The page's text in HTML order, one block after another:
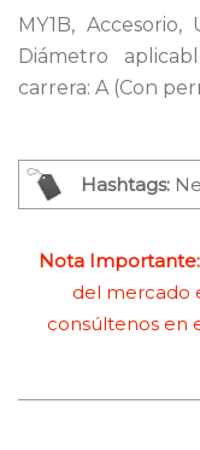
MY1B,
Diámetro
carrera: A (Con
Hashtags:
Nota Importante:
del mercado
consúltenos en